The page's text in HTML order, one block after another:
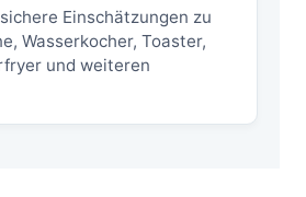
Einschätzungen zu
Wasserkocher, Toaster,
und weiteren